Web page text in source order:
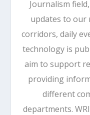
Journalism
updates to our
corridors, daily
technology is
aim to support
providing
different
departments.